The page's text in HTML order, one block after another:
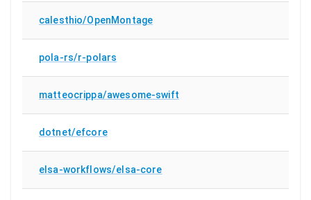
calesthio/OpenMontage
pola-rs/r-polars
matteocrippa/awesome-swift
dotnet/efcore
elsa-workflows/elsa-core